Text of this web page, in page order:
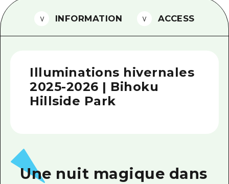
Guide bénévole
Vidéo d'Hiroshima
Téléchargement de Photos
Informations sur le transport en
INFORMATION ACCESS
Illuminations hivernales
2025-2026 | Bihoku
Hillside Park
Une nuit magique dans